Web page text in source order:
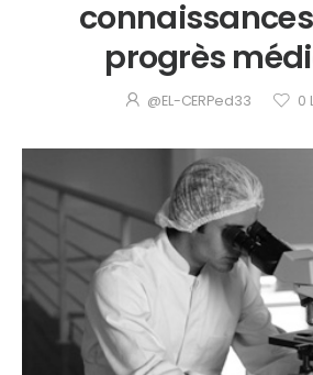
progrès
@EL-CERPed33 0